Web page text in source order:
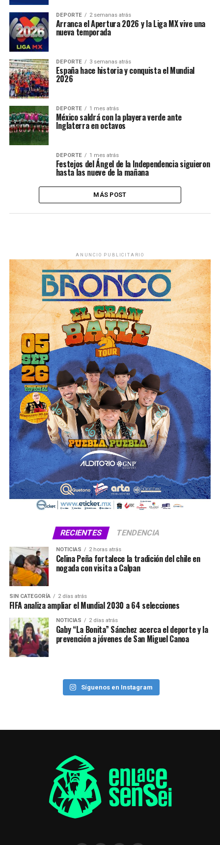
DEPORTE 2 semanas atrás
Arranca el Apertura 2026 y la Liga MX vive una
nueva temporada
DEPORTE 3 semanas atrás
España hace historia y conquista el Mundial
2026
DEPORTE 1 mes atrás
México saldrá con la playera verde ante
Inglaterra en octavos
DEPORTE 1 mes atrás
Festejos del Ángel de la Independencia siguieron
hasta las nueve de la mañana
MÁS POST
ANUNCIO PUBLICITARIO
RECIENTES TENDENCIA
NOTICIAS 2 horas atrás
Celina Peña fortalece la tradición del chile en
nogada con visita a Calpan
SIN CATEGORÍA 2 días atrás
FIFA analiza ampliar el Mundial 2030 a 64 selecciones
NOTICIAS 2 días atrás
Gaby “La Bonita” Sánchez acerca el deporte y la
prevención a jóvenes de San Miguel Canoa
Síguenos en Instagram